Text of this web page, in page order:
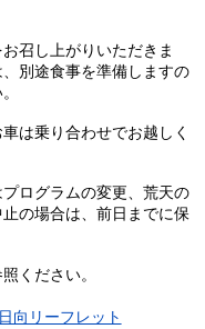
召し上がりいただきま
別途食事を準備しますの
は乗り合わせでお越しく
ログラムの変更、荒天の
の場合は、前日までに保
ください。
向リーフレット